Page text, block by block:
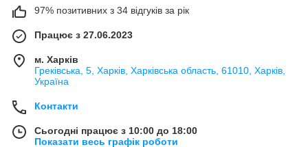
97% позитивних з 34 відгуків за рік
Працює з 27.06.2023
м. Харків
Греківська, 5, Харків, Харківська область, 61010, Харків,
Україна
Контакти
Сьогодні працює з 10:00 до 18:00
Показати весь графік роботи